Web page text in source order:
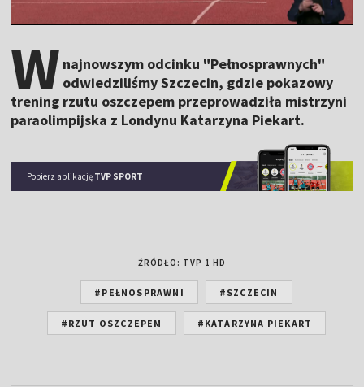
W najnowszym odcinku "Pełnosprawnych"
odwiedziliśmy Szczecin, gdzie pokazowy
trening rzutu oszczepem przeprowadziła mistrzyni
paraolimpijska z Londynu Katarzyna Piekart.
Pobierz aplikację TVP SPORT
ŹRÓDŁO: TVP 1 HD
#PEŁNOSPRAWNI #SZCZECIN
#RZUT OSZCZEPEM #KATARZYNA PIEKART